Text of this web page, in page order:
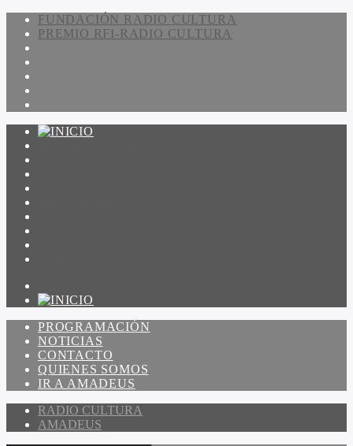
FUNDACIÓN RADIO CULTURA
PREMIO RFI-RADIO CULTURA
PROGRAMACIÓN
NOTICIAS
CONTACTO
QUIENES SOMOS
IR A AMADEUS
RADIO CULTURA
AMADEUS